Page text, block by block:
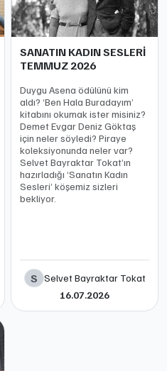
SANATIN KADIN SESLERİ
TEMMUZ 2026
Duygu Asena ödülünü kim
aldı? ‘Ben Hala Buradayım’
kitabını okumak ister misiniz?
Demet Evgar Deniz Göktaş
için neler söyledi? Piraye
koleksiyonunda neler var?
Selvet Bayraktar Tokat’ın
hazırladığı ‘Sanatın Kadın
Sesleri’ köşemiz sizleri
bekliyor.
S Selvet Bayraktar Tokat
16.07.2026